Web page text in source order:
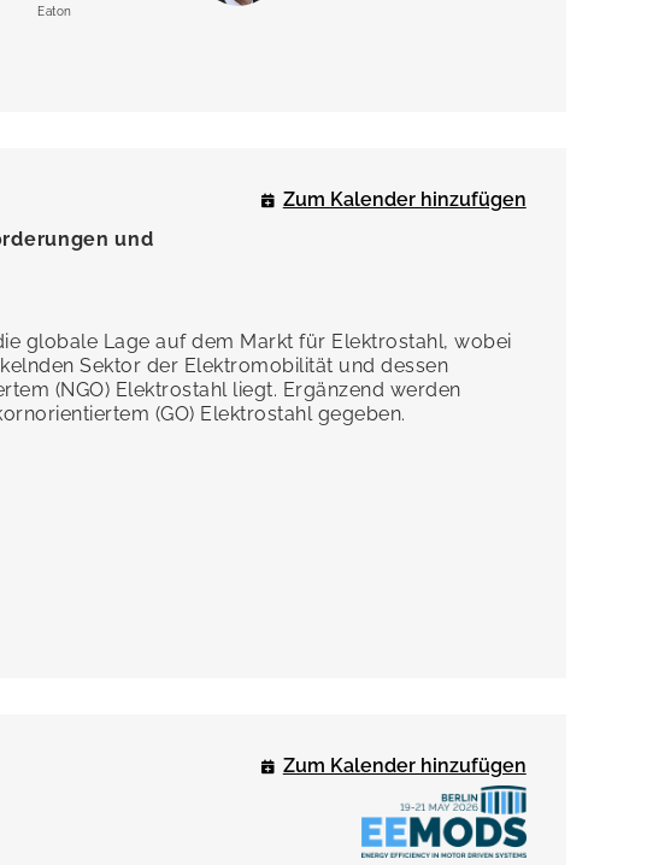
Eaton
und
Zum Kalender hinzufügen
globale Lage auf dem Markt für Elektrostahl, wobei
Sektor der Elektromobilität und dessen
(NGO) Elektrostahl liegt. Ergänzend werden
(GO) Elektrostahl gegeben.
Zum Kalender hinzufügen